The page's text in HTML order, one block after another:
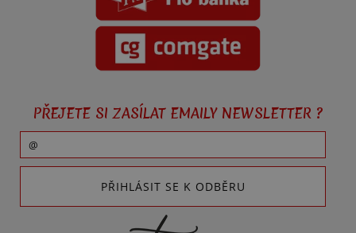
PŘEJETE SI ZASÍLAT EMAILY NEWSLETTER ?